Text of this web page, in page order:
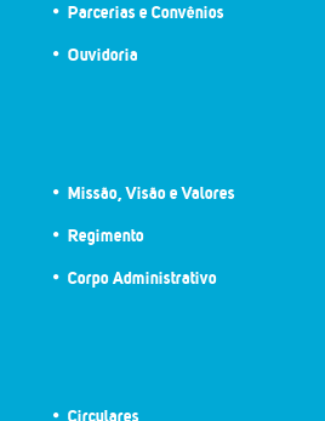
Parcerias e Convênios
Ouvidoria
Missão, Visão e Valores
Regimento
Corpo Administrativo
Circulares